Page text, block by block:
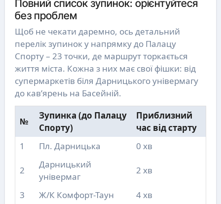
Повний список зупинок: орієнтуйтеся
без проблем
Щоб не чекати даремно, ось детальний
перелік зупинок у напрямку до Палацу
Спорту – 23 точки, де маршрут торкається
життя міста. Кожна з них має свої фішки: від
супермаркетів біля Дарницького універмагу
до кав’ярень на Басейній.
№
Зупинка (до Палацу
Спорту)
Приблизний
час від старту
1
Пл. Дарницька 0 хв
2
Дарницький
універмаг
2 хв
3 Ж/К Комфорт-Таун
4 хв